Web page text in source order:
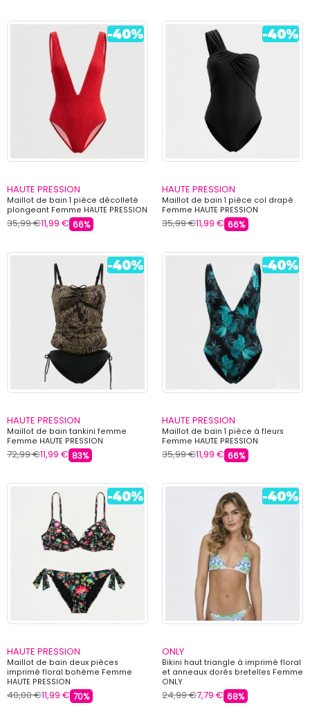
HAUTE PRESSION
Maillot de bain 1 pièce décolleté
plongeant Femme HAUTE PRESSION
35,99 €11,99 € 66%
HAUTE PRESSION
Maillot de bain 1 pièce col drapé
Femme HAUTE PRESSION
35,99 €11,99 € 66%
HAUTE PRESSION
Maillot de bain tankini femme
Femme HAUTE PRESSION
72,99 €11,99 € 83%
HAUTE PRESSION
Maillot de bain 1 pièce à fleurs
Femme HAUTE PRESSION
35,99 €11,99 € 66%
HAUTE PRESSION
Maillot de bain deux pièces
imprimé floral bohème Femme
HAUTE PRESSION
40,00 €11,99 € 70%
ONLY
Bikini haut triangle à imprimé floral
et anneaux dorés bretelles Femme
ONLY
24,99 €7,79 € 68%